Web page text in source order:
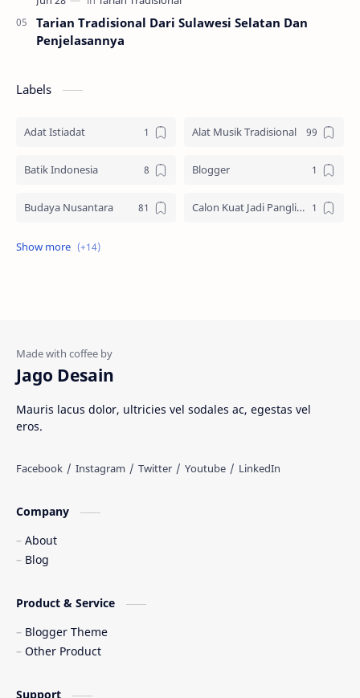
Tarian Tradisional Dari Sulawesi Selatan Dan
Penjelasannya
Labels
Adat Istiadat Alat Musik Tradisional
Batik Indonesia Blogger
Budaya Nusantara Calon Kuat Jadi Panglima TNI
Jasa website
Rumah Adat
Tarian Tradisional
Web freelancer Wisata Indonesia
Jago Desain
Mauris lacus dolor, ultricies vel sodales ac, egestas vel
eros.
Company
About
Blog
Product & Service
Blogger Theme
Other Product
Support